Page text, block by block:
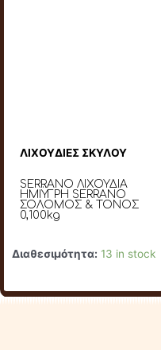
ΛΙΧΟΥΔΙΕΣ ΣΚΥΛΟΥ
SERRANO ΛΙΧΟΥΔΙΑ
ΗΜΙΫΓΡΗ SERRANO
ΣΟΛΟΜΟΣ & ΤΟΝΟΣ
0,100kg
Διαθεσιμότητα: 13 in stock